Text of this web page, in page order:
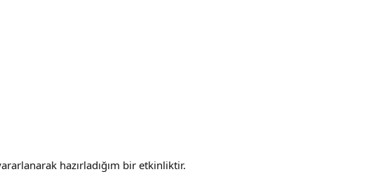
hazırladığım bir etkinliktir.